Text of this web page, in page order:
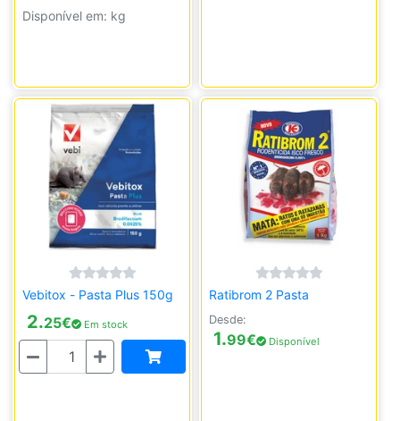
Disponível em: kg
Vebitox - Pasta Plus 150g
2.25€ Em stock
Quantidade
Ratibrom 2 Pasta
Desde:
1.99€ Disponível